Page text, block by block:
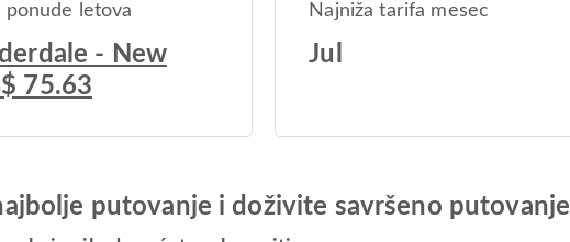
ponude letova
- New
75.63
Najniža tarifa mesec
Jul
putovanje i doživite savršeno putovanje